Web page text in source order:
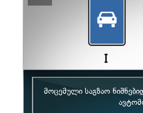
მოცემული საგზაო